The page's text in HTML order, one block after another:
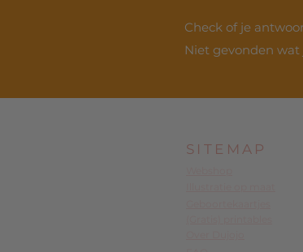
Check of je
Niet gevonden
SITEMAP